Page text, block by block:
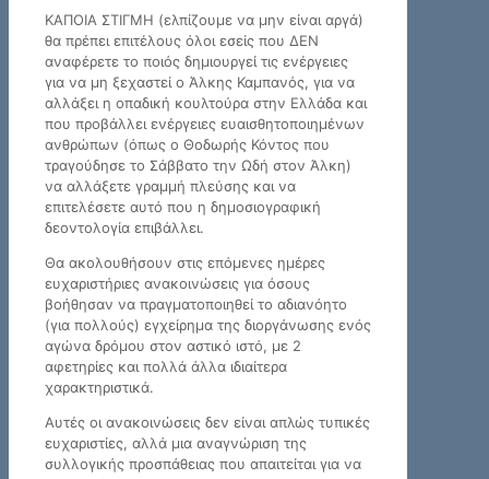
ΚΑΠΟΙΑ ΣΤΙΓΜΗ (ελπίζουμε να μην είναι αργά)
θα πρέπει επιτέλους όλοι εσείς που ΔΕΝ
αναφέρετε το ποιός δημιουργεί τις ενέργειες
για να μη ξεχαστεί ο Άλκης Καμπανός, για να
αλλάξει η οπαδική κουλτούρα στην Ελλάδα και
που προβάλλει ενέργειες ευαισθητοποιημένων
ανθρώπων (όπως ο Θοδωρής Κόντος που
τραγούδησε το Σάββατο την Ωδή στον Άλκη)
να αλλάξετε γραμμή πλεύσης και να
επιτελέσετε αυτό που η δημοσιογραφική
δεοντολογία επιβάλλει.
Θα ακολουθήσουν στις επόμενες ημέρες
ευχαριστήριες ανακοινώσεις για όσους
βοήθησαν να πραγματοποιηθεί το αδιανόητο
(για πολλούς) εγχείρημα της διοργάνωσης ενός
αγώνα δρόμου στον αστικό ιστό, με 2
αφετηρίες και πολλά άλλα ιδιαίτερα
χαρακτηριστικά.
Αυτές οι ανακοινώσεις δεν είναι απλώς τυπικές
ευχαριστίες, αλλά μια αναγνώριση της
συλλογικής προσπάθειας που απαιτείται για να